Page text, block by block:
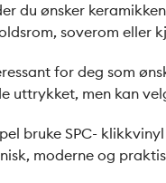
du ønsker
soverom
for deg som
uttrykket, men kan
bruke SPC-
moderne og